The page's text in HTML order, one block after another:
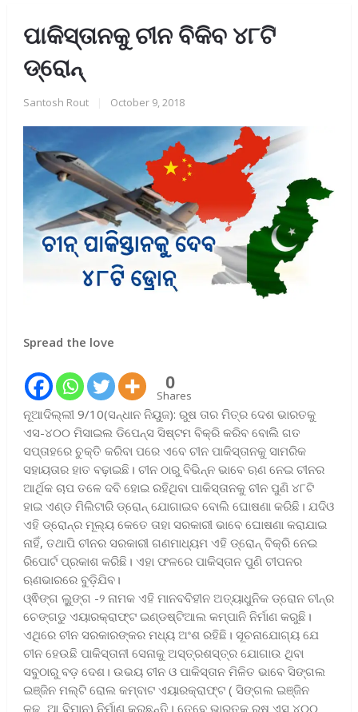
ପାକିସ୍ତାନକୁ ଚୀନ ବିକିବ ୪୮ଟି
ଡ୍ରୋନ୍‌
Santosh Rout October 9, 2018
Spread the love
0
Shares
ନୂଆଦିଲ୍ଲୀ 9/10(ସନ୍ଧାନ ନିୟୁଜ): ରୁଷ ତାର ମିତ୍ର ଦେଶ ଭାରତକୁ
ଏସ-୪୦୦ ମିସାଇଲ ଡିପେନ୍ସ ସିଷ୍ଟମ ବିକ୍ରି କରିବ ବୋଲିି ଗତ
ସପ୍ତାହରେ ଚୁକ୍ତି କରିବା ପରେ ଏବେ ଚୀନ ପାକିସ୍ତାନକୁ ସାମରିକ
ସହାୟତାର ହାତ ବଢ଼ାଇଛି। ଚୀନ ଠାରୁ ବିଭିନ୍ନ ଭାବେ ଋଣ ନେଇ ଚୀନର
ଆର୍ଥିକ ଚାପ ତଳେ ଦବି ହୋଇ ରହିଥିବା ପାକିସ୍ତାନକୁ ଚୀନ ପୁଣି ୪୮ଟି
ହାଇ ଏଣ୍ଡ ମିଲିଟାରି ଡ୍ରୋନ୍‌ ଯୋଗାଇବ ବୋଲି ଘୋଷଣା କରିଛି। ଯଦିଓ
ଏହି ଡ୍ରୋନ୍‌ର ମୂଲ୍ୟ କେତେ ତାହା ସରକାରୀ ଭାବେ ଘୋଷଣା କରାଯାଇ
ନାହିଁ, ତଥାପି ଚୀନର ସରକାରୀ ଗଣମାଧ୍ୟମ ଏହି ଡ୍ରୋନ୍‌ ବିକ୍ରି ନେଇ
ରିପୋର୍ଟ ପ୍ରକାଶ କରିଛି। ଏହା ଫଳରେ ପାକିସ୍ତାନ ପୁଣି ଚୀପନର
ଋଣଭାରରେ ବୁଡ଼ିଯିବ।
ଓ୍ଵିଙ୍ଗ ଲୁୁଙ୍ଗ -୨ ନାମକ ଏହି ମାନବବିହୀନ ଅତ୍ୟାଧୁନିକ ଡ୍ରୋନ ଚୀନ୍‌ର
ଚେଙ୍ଗଡୁ ଏୟାରକ୍ରାଫ୍ଟ ଇଣ୍ଡଷ୍ଟିଆଲ କମ୍ପାନି ନିର୍ମାଣ କରୁଛି।
ଏଥିରେ ଚୀନ ସରକାରଙ୍କର ମଧ୍ୟ ଅଂଶ ରହିଛି। ସୂଚନାଯୋଗ୍ୟ ଯେ
ଚୀନ ହେଉଛି ପାକିସ୍ତାନୀ ସେନାକୁ ଅସ୍ତ୍ରଶସ୍ତ୍ର ଯୋଗାଉ ଥିବା
ସବୁଠାରୁ ବଡ଼ ଦେଶ। ଉଭୟ ଚୀନ ଓ ପାକିସ୍ତାନ ମିଳିତ ଭାବେ ସିଙ୍ଗଲ
ଇଞ୍ଜିନ ମଲ୍ଟି ରୋଲ କମ୍ବାଟ ଏୟାରକ୍ରାଫ୍ଟ ( ସିଙ୍ଗଲ ଇଞ୍ଜିନ
ଳଢ଼ୁଆ ବିମାନ) ନିର୍ମାଣ କରୁଛନ୍ତି। ତେବେ ଭାରତକୁ ରୁଷ ଏସ ୪୦୦